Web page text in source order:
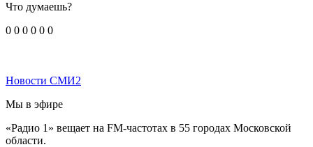
Что думаешь?
0 0 0 0 0 0
Новости СМИ2
Мы в эфире
«Радио 1» вещает на FM-частотах в 55 городах Московской
области.